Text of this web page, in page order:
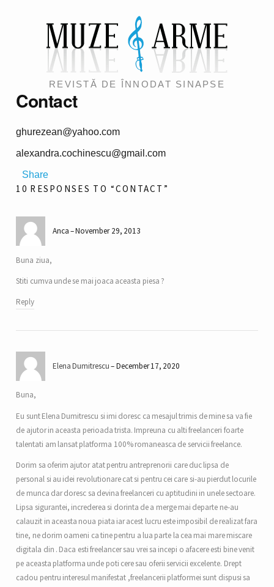
REVISTĂ DE ÎNNODAT SINAPSE
Contact
ghurezean@yahoo.com
alexandra.cochinescu@gmail.com
Share
10 RESPONSES TO “CONTACT”
Anca November 29, 2013
Buna ziua,
Stiti cumva unde se mai joaca aceasta piesa ?
Reply
Elena Dumitrescu December 17, 2020
Buna,
Eu sunt Elena Dumitrescu si imi doresc ca mesajul trimis de mine sa va fie
de ajutor in aceasta perioada trista. Impreuna cu alti freelanceri foarte
talentati am lansat platforma 100% romaneasca de servicii freelance.
Dorim sa oferim ajutor atat pentru antreprenorii care duc lipsa de
personal si au idei revolutionare cat si pentru cei care si-au pierdut locurile
de munca dar doresc sa devina freelanceri cu aptitudini in unele sectoare.
Lipsa sigurantei, increderea si dorinta de a merge mai departe ne-au
calauzit in aceasta noua piata iar acest lucru este imposibil de realizat fara
tine, ne dorim oameni ca tine pentru a lua parte la cea mai mare miscare
digitala din . Daca esti freelancer sau vrei sa incepi o afacere esti bine venit
pe aceasta platforma unde poti cere sau oferii servicii excelente. Drept
cadou pentru interesul manifestat ,freelancerii platformei sunt dispusi sa